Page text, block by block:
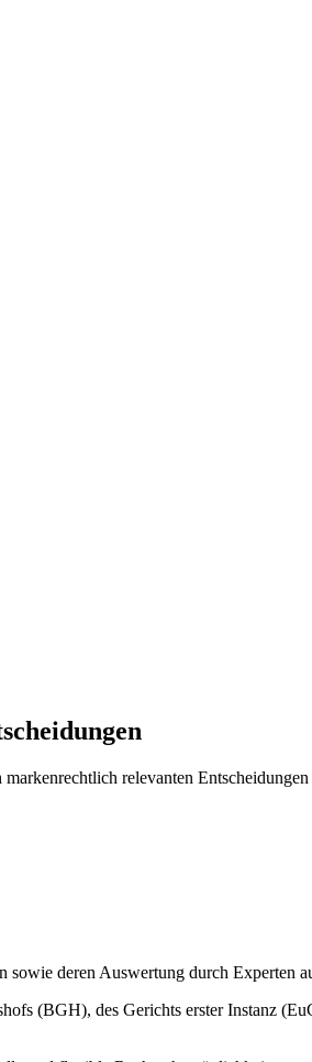
relevanten
deren Auswertung durch Experten
(BGH), des Gerichts erster Instanz